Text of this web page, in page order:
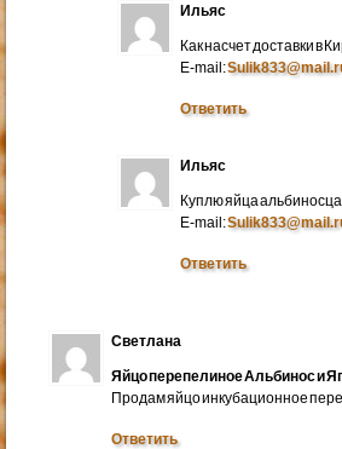
Ильяс
Как насчет доставки в
E-mail:
Ответить
Ильяс
Куплю яйца альбиносца
E-mail:
Ответить
Светлана
Яйцо перепелиное Альбинос и
Продам яйцо инкубационное
Ответить